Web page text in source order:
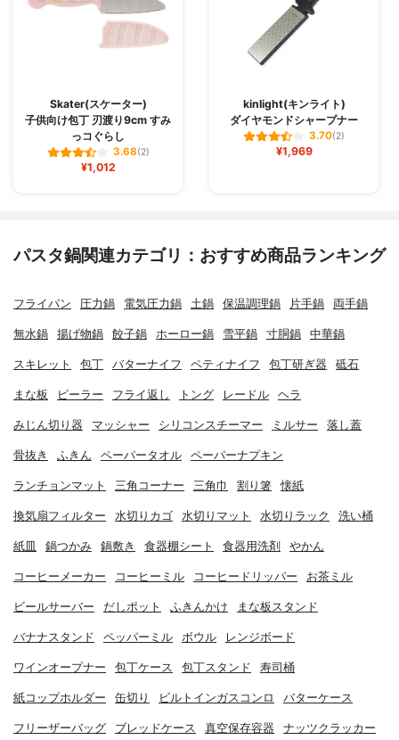
Skater(スケーター)
子供向け包丁 刃渡り9cm すみ
っコぐらし
3.68(2)
¥1,012
kinlight(キンライト)
ダイヤモンドシャープナー
3.70(2)
¥1,969
パスタ鍋関連カテゴリ：おすすめ商品ランキング
フライパン 圧力鍋 電気圧力鍋 土鍋 保温調理鍋 片手鍋 両手鍋
無水鍋 揚げ物鍋 餃子鍋 ホーロー鍋 雪平鍋 寸胴鍋 中華鍋
スキレット 包丁 バターナイフ ペティナイフ 包丁研ぎ器 砥石
まな板 ピーラー フライ返し トング レードル ヘラ
みじん切り器 マッシャー シリコンスチーマー ミルサー 落し蓋
骨抜き ふきん ペーパータオル ペーパーナプキン
ランチョンマット 三角コーナー 三角巾 割り箸 懐紙
換気扇フィルター 水切りカゴ 水切りマット 水切りラック 洗い桶
紙皿 鍋つかみ 鍋敷き 食器棚シート 食器用洗剤 やかん
コーヒーメーカー コーヒーミル コーヒードリッパー お茶ミル
ビールサーバー だしポット ふきんかけ まな板スタンド
バナナスタンド ペッパーミル ボウル レンジボード
ワインオープナー 包丁ケース 包丁スタンド 寿司桶
紙コップホルダー 缶切り ビルトインガスコンロ バターケース
フリーザーバッグ ブレッドケース 真空保存容器 ナッツクラッカー